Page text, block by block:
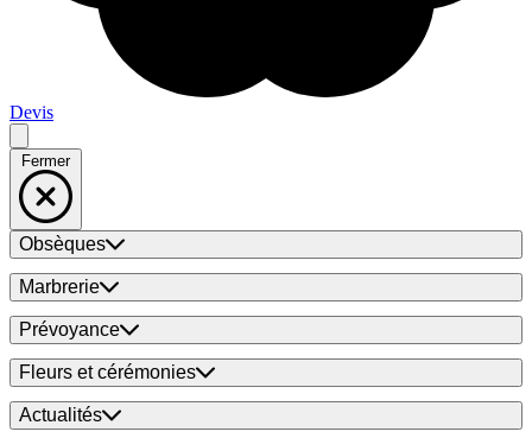
Devis
Fermer
Obsèques
Marbrerie
Prévoyance
Fleurs et cérémonies
Actualités